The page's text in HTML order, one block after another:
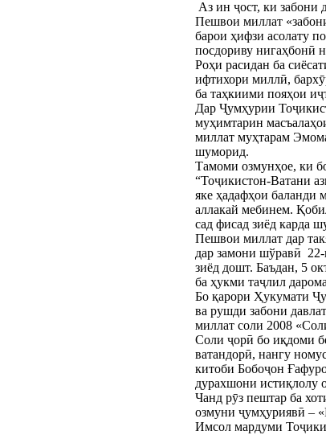
Пешвои миллат
барои ҳифзи асолату
посдориву нигаҳбонӣ
Роҳи расидан ба
ифтихори миллӣ,
ба таҳкиими пояҳои
Дар Ҷумҳурии
муҳимтарин
миллат муҳтарам
шуморид.
Тамоми озмунҳое, ки
“Тоҷикистон-Ватани
яке ҳадафҳои баланди
аллакай мебинем.
сад фисад зиёд карда
Пешвои миллат дар
дар замони шўравӣ
зиёд дошт. Баъдан, 5
ба ҳукми таҷлил
Бо қарори Ҳукумати
ва рушди забони
миллат соли 2008
Соли ҷорӣ бо иқдоми
ватандорӣ, нангу
китоби Бобоҷон
дурахшони истиқлолу
Чанд рӯз пештар ба
озмуни ҷумҳуриявӣ –
Имсол мардуми